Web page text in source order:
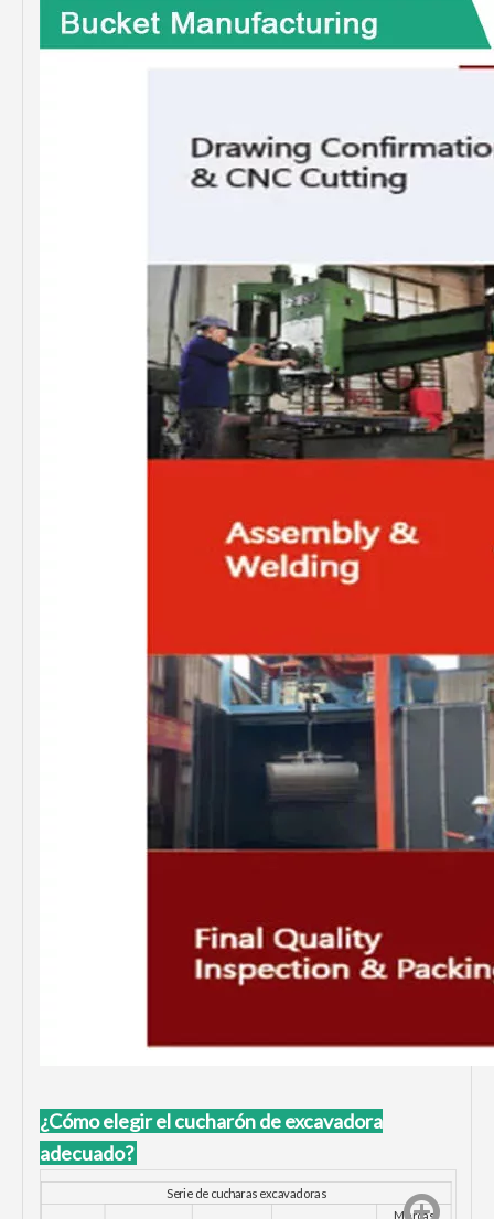
¿Cómo elegir el cucharón de excavadora
adecuado?
Serie de cucharas excavadoras
Marcas